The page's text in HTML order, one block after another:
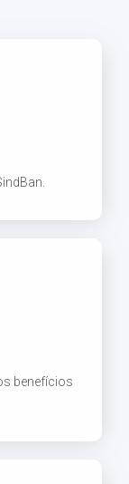
benefícios